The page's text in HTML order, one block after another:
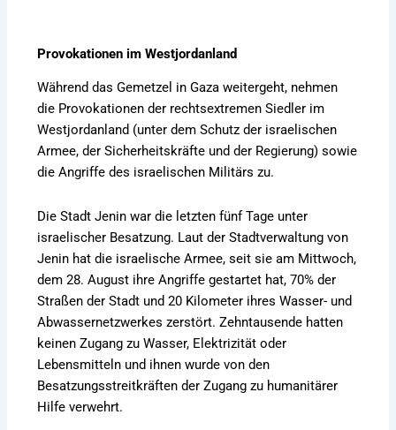
Provokationen im Westjordanland
Während das Gemetzel in Gaza weitergeht, nehmen
die Provokationen der rechtsextremen Siedler im
Westjordanland (unter dem Schutz der israelischen
Armee, der Sicherheitskräfte und der Regierung) sowie
die Angriffe des israelischen Militärs zu.
Die Stadt Jenin war die letzten fünf Tage unter
israelischer Besatzung. Laut der Stadtverwaltung von
Jenin hat die israelische Armee, seit sie am Mittwoch,
dem 28. August ihre Angriffe gestartet hat, 70% der
Straßen der Stadt und 20 Kilometer ihres Wasser- und
Abwassernetzwerkes zerstört. Zehntausende hatten
keinen Zugang zu Wasser, Elektrizität oder
Lebensmitteln und ihnen wurde von den
Besatzungsstreitkräften der Zugang zu humanitärer
Hilfe verwehrt.